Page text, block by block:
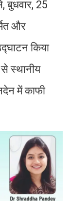
बुधवार, 25
और
किया
स्थानीय
में काफी